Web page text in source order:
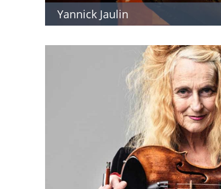
Yannick Jaulin